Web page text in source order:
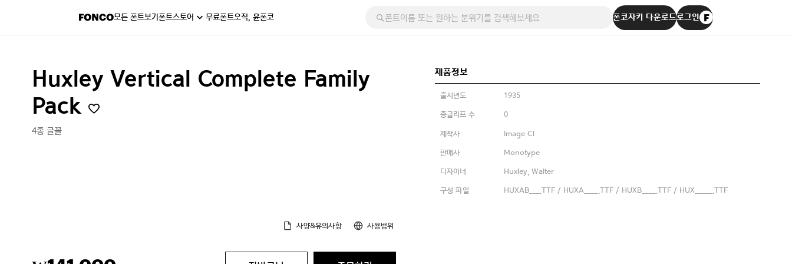
모든 폰트보기폰트스토어 무료폰트오직, 윤폰코 폰코자키 다운로드로그인
Huxley Vertical Complete Family
Pack
4종 글꼴
제품정보
출시년도 1935
총글리프 수 0
제작사 Image Cl
판매사 Monotype
디자이너 Huxley, Walter
구성 파일 HUXAB___.TTF / HUXA____.TTF / HUXB____.TTF / HUX_____.TTF
사양&유의사항 사용범위